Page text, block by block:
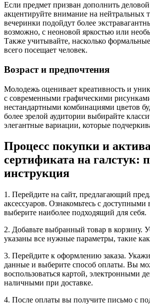
Если предмет призван дополнить
акцентируйте внимание на нейтральных
вечеринки подойдут более
возможно, с неоновой яркостью или
Также учитывайте, насколько
всего посещает человек.
Возраст и предпочтения
Молодежь оценивает креативность и
с современными графическими
нестандартными комбинациями цветов
более зрелой аудитории выбирайте
элегантные вариации, которые
Процесс покупки и
сертификата на галстук:
инструкция
1. Перейдите на сайт, предлагающий
аксессуаров. Ознакомьтесь с доступными
выберите наиболее подходящий для себя.
2. Добавьте выбранный товар в корзину.
указаны все нужные параметры, такие
3. Перейдите к оформлению заказа.
данные и выберите способ оплаты. Вы
воспользоваться картой, электронными
наличными при доставке.
4. После оплаты вы получите письмо с